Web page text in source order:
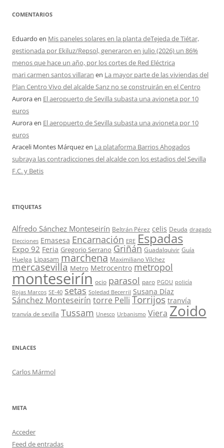
COMENTARIOS
Eduardo en Mis paneles solares en la planta deTejeda de Tiétar,
gestionada por Ekiluz/Repsol, generaron en julio (2026) un 86%
menos que hace un año, por los cortes de Red Eléctrica
mari carmen santos villaran en La mayor parte de las viviendas del
Plan Centro Vivo del alcalde Sanz no se construirán en el Centro
Auroraen El aeropuerto de Sevilla subasta una avioneta por 10
euros
Auroraen El aeropuerto de Sevilla subasta una avioneta por 10
euros
Araceli Montes Márquezen La plataforma Barrios Ahogados
subraya las contradicciones del alcalde con los estadios del Sevilla
F.C. y Betis
ETIQUETAS
Alfredo Sánchez Monteseirín Beltrán Pérez celis Deuda dragado
Elecciones Emasesa Encarnación ERE Espadas
Expo 92 Feria Gregorio Serrano Griñán Guadalquivir Guía
Huelga Lipasam marchena Maximiliano Vílchez
mercasevilla Metro Metrocentro metropol
monteseirín ocio parasol paro PGOU policía
Rojas Marcos SE-40 setas Soledad Becerril Susana Díaz
Sánchez Monteseirín torre Pelli Torrijos tranvía
tranvía de sevilla Tussam Unesco Urbanismo Viera Zoido
ENLACES
Carlos Mármol
META
Acceder
Feed de entradas